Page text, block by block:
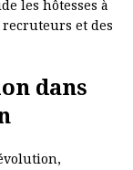
les hôtesses à
et des
dans